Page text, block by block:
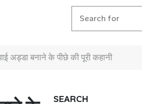
अड्डा बनाने के पीछे की पूरी कहानी
SEARCH